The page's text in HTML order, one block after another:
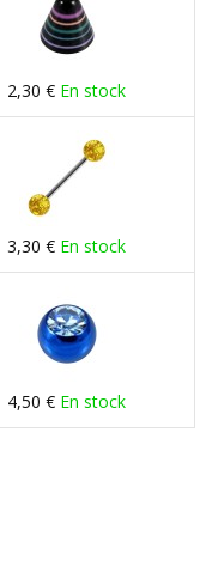
2,30 € En stock
3,30 € En stock
4,50 € En stock